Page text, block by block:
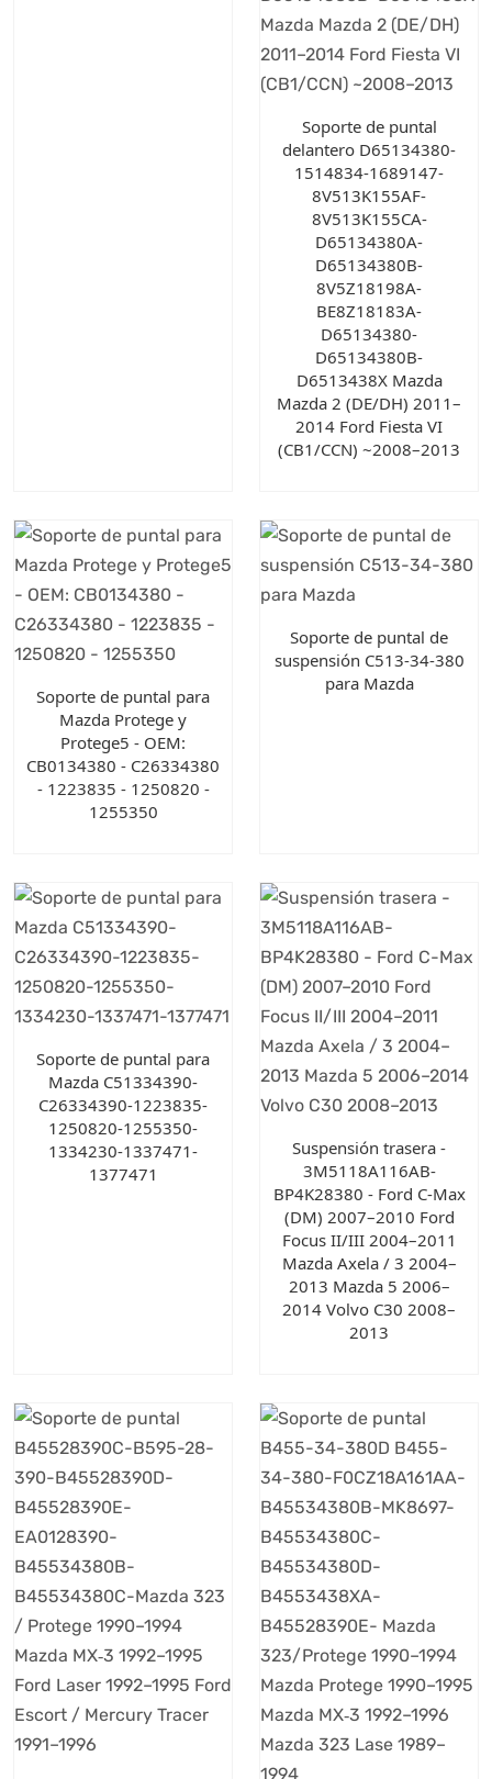
Soporte de puntal
delantero D65134380-
1514834-1689147-
8V513K155AF-
8V513K155CA-
D65134380A-
D65134380B-
8V5Z18198A-
BE8Z18183A-
D65134380-
D65134380B-
D6513438X Mazda
Mazda 2 (DE/DH) 2011–
2014 Ford Fiesta VI
(CB1/CCN) ~2008–2013
Soporte de puntal para
Mazda Protege y
Protege5 - OEM:
CB0134380 - C26334380
- 1223835 - 1250820 -
1255350
Soporte de puntal de
suspensión C513-34-380
para Mazda
Soporte de puntal para
Mazda C51334390-
C26334390-1223835-
1250820-1255350-
1334230-1337471-
1377471
Suspensión trasera -
3M5118A116AB-
BP4K28380 - Ford C-Max
(DM) 2007–2010 Ford
Focus II/III 2004–2011
Mazda Axela / 3 2004–
2013 Mazda 5 2006–
2014 Volvo C30 2008–
2013